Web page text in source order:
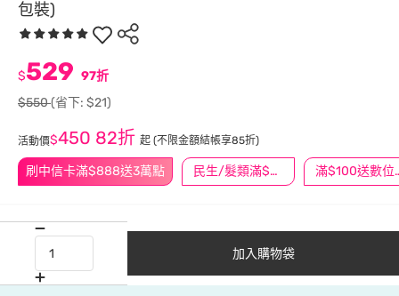
包裝)
刷中信卡滿$888送3萬點 民生/髮類滿$388送舒潔冰巾 滿
$529 97折
$550(省下: $21)
活動價$450 82折 起 (不限金額結帳享85折)
加入購物袋